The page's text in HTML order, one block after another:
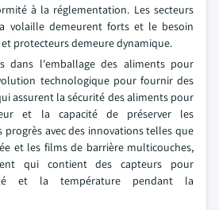
à la réglementation. Les secteurs
volaille demeurent forts et le besoin
protecteurs demeure dynamique.
dans l'emballage des aliments pour
technologique pour fournir des
assurent la sécurité des aliments pour
et la capacité de préserver les
progrès avec des innovations telles que
et les films de barrière multicouches,
qui contient des capteurs pour
et la température pendant la